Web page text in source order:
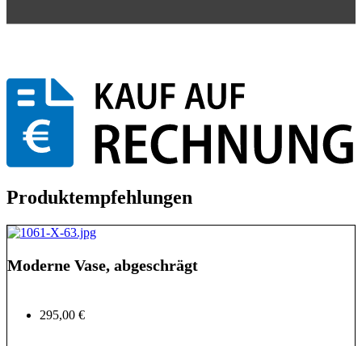
Produktempfehlungen
Moderne Vase, abgeschrägt
295,00 €